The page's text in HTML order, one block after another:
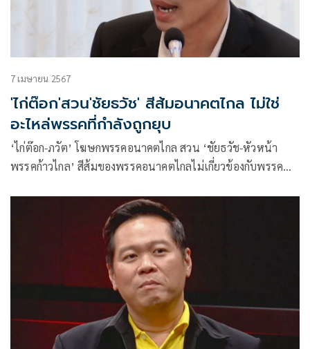
7 เมษายน 2567
'ไก่ต๊อก'สวน'ชัยธวัช' สีส้มอนาคตไกล ไม่ใช่
อะไหล่พรรคที่กำลังถูกยุบ
‘ไก่ต๊อก-ภวัต’ โฆษกพรรคอนาคตไกล สวน ‘ชัยธวัช-หัวหน้า
พรรคก้าวไกล’ สีส้มของพรรคอนาคตไกลไม่เกี่ยวข้องกับพรรค
เป็นอำนาจศาลรัฐธรรมนูญ